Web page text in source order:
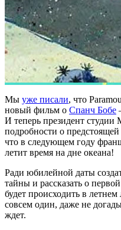
Мы уже писали, что
новый фильм о Спанч Бобе
И теперь президент
подробности о
что в следующем году
летит время на дне океана!
Ради юбилейной даты
тайны и рассказать о
будет происходить в
совсем один, даже не
ждет.